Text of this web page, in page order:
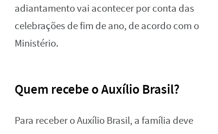
adiantamento vai acontecer por conta das
celebrações de fim de ano, de acordo com o
Ministério.
Quem recebe o Auxílio Brasil?
Para receber o Auxílio Brasil, a família deve